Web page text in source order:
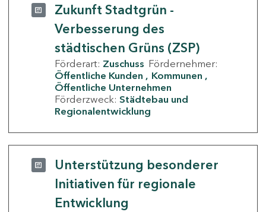
Zukunft Stadtgrün -
Verbesserung des
städtischen Grüns (ZSP)
Förderart: Zuschuss Fördernehmer:
Öffentliche Kunden
Kommunen
Öffentliche Unternehmen
Förderzweck: Städtebau und
Regionalentwicklung
Unterstützung besonderer
Initiativen für regionale
Entwicklung